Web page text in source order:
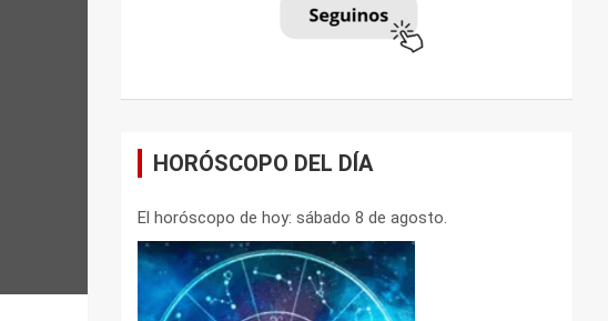
HORÓSCOPO DEL DÍA
El horóscopo de hoy: sábado 8 de agosto.